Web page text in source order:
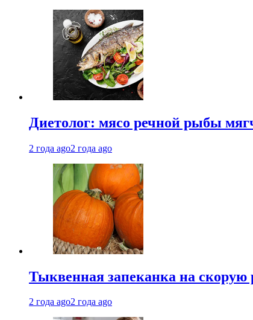
Диетолог: мясо речной рыбы
2 года ago2 года ago
Тыквенная запеканка на скорую
2 года ago2 года ago